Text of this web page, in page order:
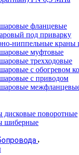
фланцевые
под приварку
ниппельные краны
муфтовые
трехходовые
с обогревом
с приводом
дисковые поворотные
шиберные